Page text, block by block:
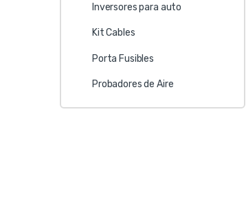
Inversores para auto
Kit Cables
Porta Fusibles
Probadores de Aire